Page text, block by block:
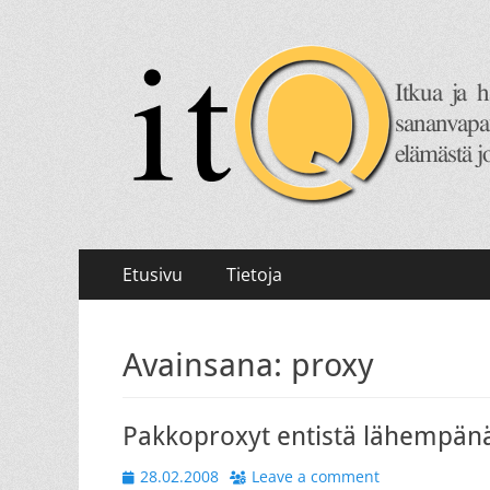
itQ
Itkua ja hammastenkiristelyä jo vuodesta 2008.
Primary
Menu
Etusivu Tietoja
Avainsana: proxy
Pakkoproxyt entistä
Posted
28.02.2008 Leave a comment